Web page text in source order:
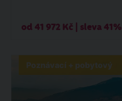
od 41 972 Kč | sleva 41%
Poznávací + pobytový